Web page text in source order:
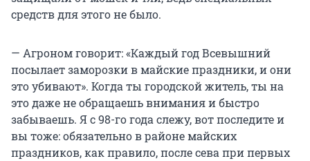
средств для этого не было.
— Агроном говорит: «Каждый год Всевышний
посылает заморозки в майские праздники, и они
это убивают». Когда ты городской житель, ты на
это даже не обращаешь внимания и быстро
забываешь. Я с 98-го года слежу, вот последите и
вы тоже: обязательно в районе майских
праздников, как правило, после сева при первых